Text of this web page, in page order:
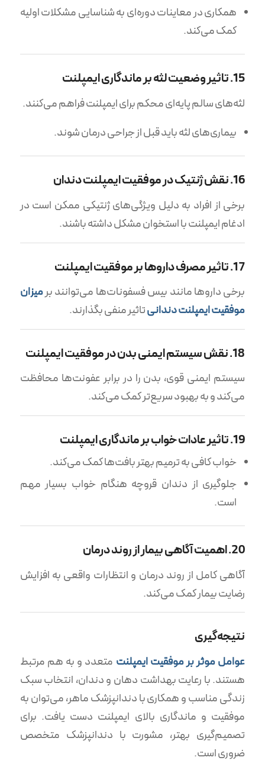
همکاری در معاینات دوره‌ای به شناسایی مشکلات اولیه
کمک می‌کند.
15. تاثیر وضعیت لثه بر ماندگاری ایمپلنت
لثه‌های سالم پایه‌ای محکم برای ایمپلنت فراهم می‌کنند.
بیماری‌های لثه باید قبل از جراحی درمان شوند.
16. نقش ژنتیک در موفقیت ایمپلنت دندان
برخی از افراد به دلیل ویژگی‌های ژنتیکی ممکن است در
ادغام ایمپلنت با استخوان مشکل داشته باشند.
17. تاثیر مصرف داروها بر موفقیت ایمپلنت
برخی داروها مانند بیس فسفونات‌ها می‌توانند برمیزان
موفقیت ایمپلنت دندانیتاثیر منفی بگذارند.
18. نقش سیستم ایمنی بدن در موفقیت ایمپلنت
سیستم ایمنی قوی، بدن را در برابر عفونت‌ها محافظت
می‌کند و به بهبود سریع‌تر کمک می‌کند.
19. تاثیر عادات خواب بر ماندگاری ایمپلنت
خواب کافی به ترمیم بهتر بافت‌ها کمک می‌کند.
جلوگیری از دندان قروچه هنگام خواب بسیار مهم
است.
20. اهمیت آگاهی بیمار از روند درمان
آگاهی کامل از روند درمان و انتظارات واقعی به افزایش
رضایت بیمار کمک می‌کند.
نتیجه‌گیری
عوامل موثر بر موفقیت ایمپلنت متعدد و به هم مرتبط
هستند. با رعایت بهداشت دهان و دندان، انتخاب سبک
زندگی مناسب و همکاری با دندانپزشک ماهر، می‌توان به
موفقیت و ماندگاری بالای ایمپلنت دست یافت. برای
تصمیم‌گیری بهتر، مشورت با دندانپزشک متخصص
ضروری است.